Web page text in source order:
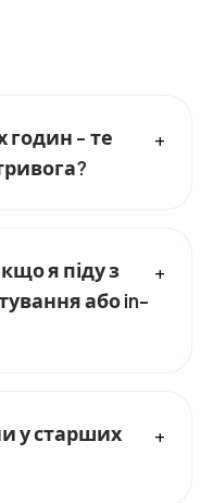
годин - те
+
я піду з
або in-
+
у старших
+